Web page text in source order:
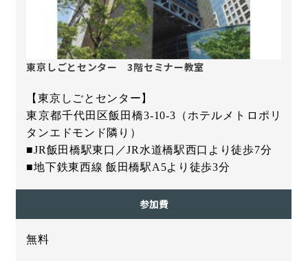
東京しごとセンター 3階セミナー教室
【東京しごとセンター】
東京都千代田区飯田橋3-10-3 （ホテルメトロポリ
タンエドモンド隣り）
■JR飯田橋駅東口／JR水道橋駅西口より徒歩7分
■地下鉄東西線 飯田橋駅A5より徒歩3分
参加費
無料